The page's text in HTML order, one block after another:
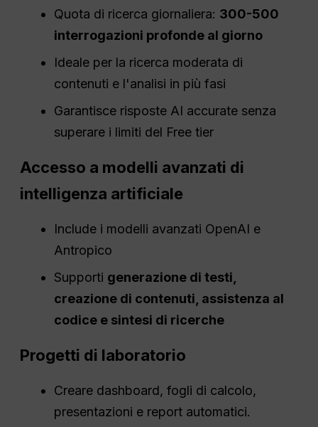
Quota di ricerca giornaliera: 300-500
interrogazioni profonde al giorno
Ideale per la ricerca moderata di
contenuti e l'analisi in più fasi
Garantisce risposte AI accurate senza
superare i limiti del Free tier
Accesso a modelli avanzati di
intelligenza artificiale
Include i modelli avanzati OpenAI e
Antropico
Supporti generazione di testi,
creazione di contenuti, assistenza al
codice e sintesi di ricerche
Progetti di laboratorio
Creare dashboard, fogli di calcolo,
presentazioni e report automatici.